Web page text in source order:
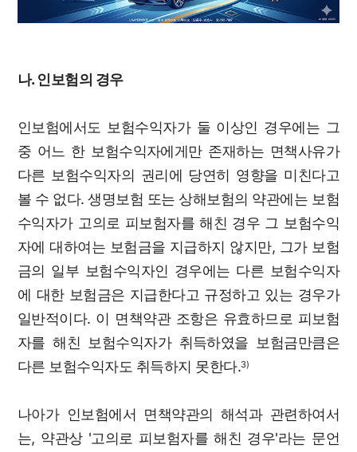
나. 인보험의 경우
인보험에서도 보험수익자가 둘 이상인 경우에는 그
중 어느 한 보험수익자에게만 존재하는 면책사유가
다른 보험수익자의 권리에 당연히 영향을 미친다고
볼 수 없다. 생명보험 또는 상해보험의 약관에는 보험
수익자가 고의로 피보험자를 해친 경우 그 보험수익
자에 대하여는 보험금을 지급하지 않지만, 그가 보험
금의 일부 보험수익자인 경우에는 다른 보험수익자
에 대한 보험금은 지급한다고 규정하고 있는 경우가
일반적이다. 이 면책약관 조항은 유효하므로 피보험
자를 해친 보험수익자가 취득하였을 보험금만큼은
다른 보험수익자도 취득하지 못한다.3)
나아가 인보험에서 면책약관의 해석과 관련하여서
는, 약관상 '고의로 피보험자를 해친 경우'라는 문언